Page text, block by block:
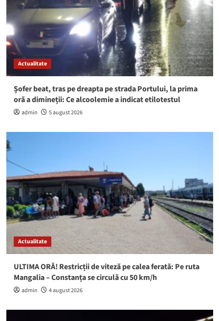
Actualitate
Șofer beat, tras pe dreapta pe strada Portului, la prima
oră a dimineții: Ce alcoolemie a indicat etilotestul
admin 5 august 2026
Actualitate
ULTIMA ORĂ! Restricții de viteză pe calea ferată: Pe ruta
Mangalia – Constanța se circulă cu 50 km/h
admin 4 august 2026